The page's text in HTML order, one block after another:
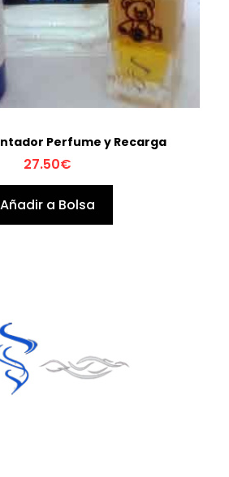
Perfume y Recarga
27.50€
Añadir a Bolsa